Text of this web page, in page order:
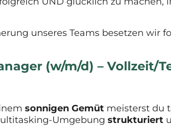
unseres Teams besetzen wir
(w/m/d) – Vollzeit/
sonnigen Gemüt meisterst du
Umgebung strukturiert